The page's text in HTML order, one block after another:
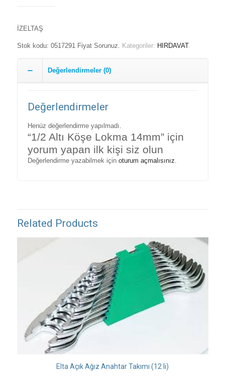
İZELTAŞ
Stok kodu: 0517291 Fiyat Sorunuz. Kategoriler: HIRDAVAT.
Değerlendirmeler (0)
Değerlendirmeler
Henüz değerlendirme yapılmadı.
“1/2 Altı Köşe Lokma 14mm” için
yorum yapan ilk kişi siz olun
Değerlendirme yazabilmek için oturum açmalısınız.
Related Products
Elta Açık Ağız Anahtar Takımı (12 li)